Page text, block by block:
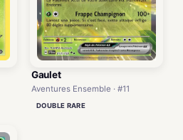
Gaulet
Aventures Ensemble · #11
DOUBLE RARE